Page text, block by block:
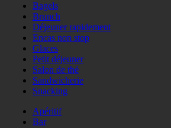
Bagels
Brunch
Déjeuner rapidement
Encas non stop
Glaces
Petit déjeuner
Salon de thé
Sandwicherie
Snacking
Apéritif
Bar